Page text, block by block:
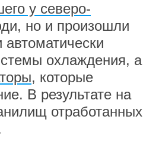
у северо-
но и произошли
охлаждения, а
, которые
В результате на
отработанных